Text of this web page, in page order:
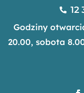
 12
Godziny
20.00, sobota